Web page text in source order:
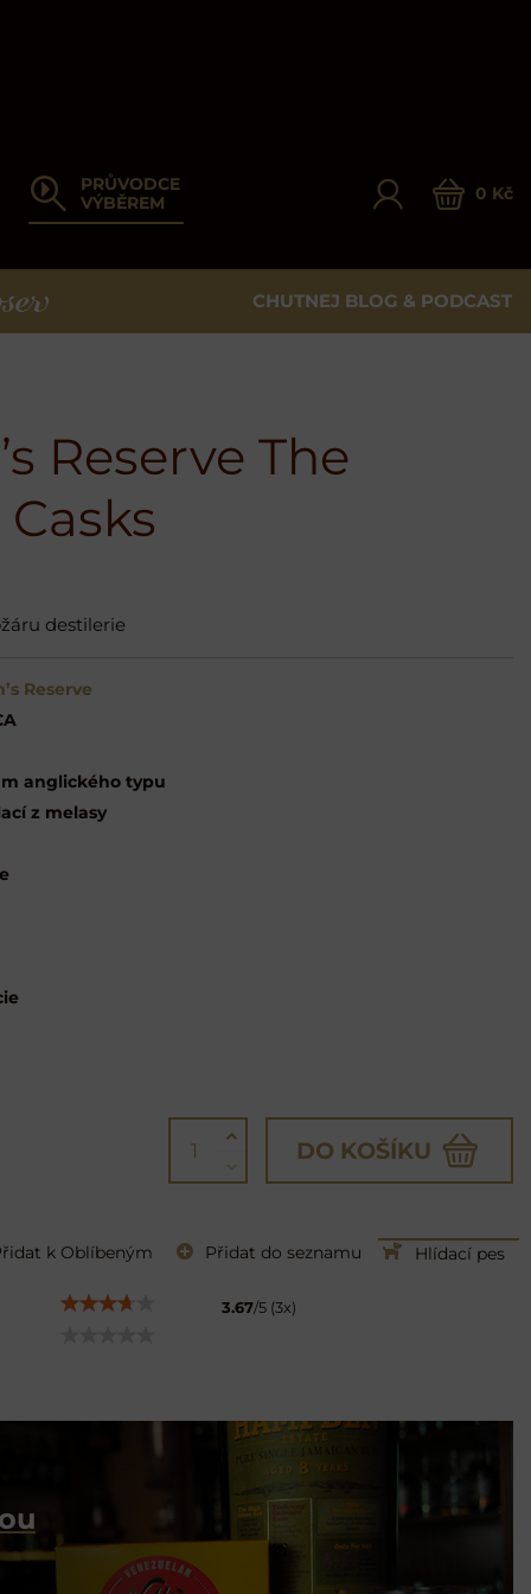
PRŮVODCE
VÝBĚREM
0 Kč
CHUTNEJ BLOG & PODCAST
Reserve The
destilerie
Reserve
anglického typu
z melasy
DO KOŠÍKU
k Oblíbeným Přidat do seznamu Hlídací pes
3.67/5 (3x)